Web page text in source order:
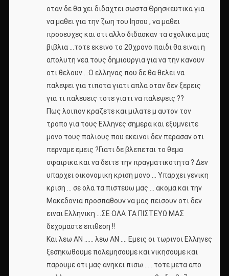
οταν δε θα χει διδαχτει σωστα Θρησκευτικα για
να μαθει για την ζωη του Ιησου , να μαθει
προσευχες και οτι αλλο διδασκαν τα σχολικα μας
βιβλια …τοτε εκεινο το 20χρονο παιδι θα ειναι η
απολυτη νεα τους δημιουργια για να την κανουν
οτι θελουν …Ο ελληνας που δε θα θελει να
παλεψει για τιποτα γιατι απλα οταν δεν ξερεις
για τι παλευεις τοτε γιατι να παλεψεις ??
Πως λοιπον κραζετε και μιλατε μ αυτον τον
τροπο για τους Ελληνες σημερα και εξυμνειτε
μονο τους παλιους που εκεινοι δεν περασαν οτι
περναμε εμεις ?Γιατι δε βλεπεται το θεμα
σφαιρικα και να δειτε την πραγματικοτητα ? Δεν
υπαρχει οικονομικη κριση μονο … Υπαρχει γενικη
κριση … σε ολα τα πιστευω μας … ακομα και την
Μακεδονια προσπαθουν να μας πεισουν οτι δεν
ειναι Ελληνικη …ΣΕ ΟΛΑ ΤΑ ΠΙΣΤΕΥΩ ΜΑΣ
δεχομαστε επιθεση !!
Και λεω ΑΝ …… λεω ΑΝ …. Εμεις οι τωρινοι Ελληνες
ξεσηκωθουμε πολεμησουμε και νικησουμε και
παρουμε οτι μας ανηκει πισω…… τοτε μετα απο